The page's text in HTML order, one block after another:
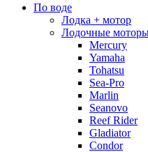
По воде
Лодка + мотор
Лодочные
Mercury
Yamaha
Tohatsu
Sea-Pro
Marlin
Seanovo
Reef Rider
Gladiator
Condor